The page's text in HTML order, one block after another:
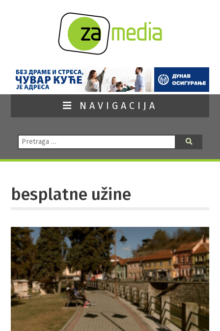
NAVIGACIJA
Pretraga:
besplatne užine